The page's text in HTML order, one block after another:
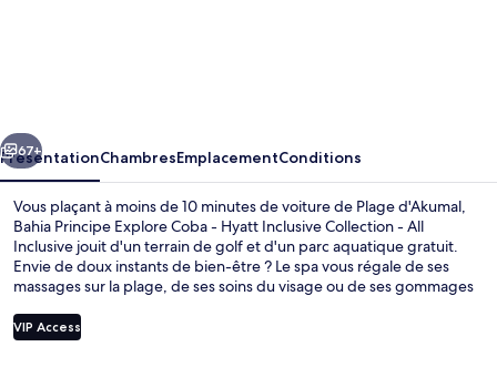
-
Hyatt
Inclusive
Collection
All
Inclusive
Suivant
67+
PrésentationChambresEmplacementConditions
Vous plaçant à moins de 10 minutes de voiture de Plage d'Akumal,
Bahia Principe Explore Coba - Hyatt Inclusive Collection - All
Inclusive jouit d'un terrain de golf et d'un parc aquatique gratuit.
Envie de doux instants de bien-être ? Le spa vous régale de ses
massages sur la plage, de ses soins du visage ou de ses gommages
vous ouvre ses portes pour le petit déjeuner, le déjeuner et le dîner
et vous propose des spécialités Cuisine internationale. Cet
VIP Access